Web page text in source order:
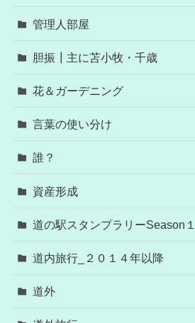
管理人部屋
胆振┃主に苫小牧・千歳
花＆ガーデニング
言葉の使い分け
誰？
資産形成
道の駅スタンプラリーSeason
道内旅行_２０１４年以降
道外